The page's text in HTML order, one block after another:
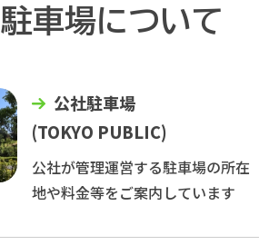
駐車場について
公社駐車場
(TOKYO PUBLIC)
公社が管理運営する駐車場の所在
地や料金等をご案内しています